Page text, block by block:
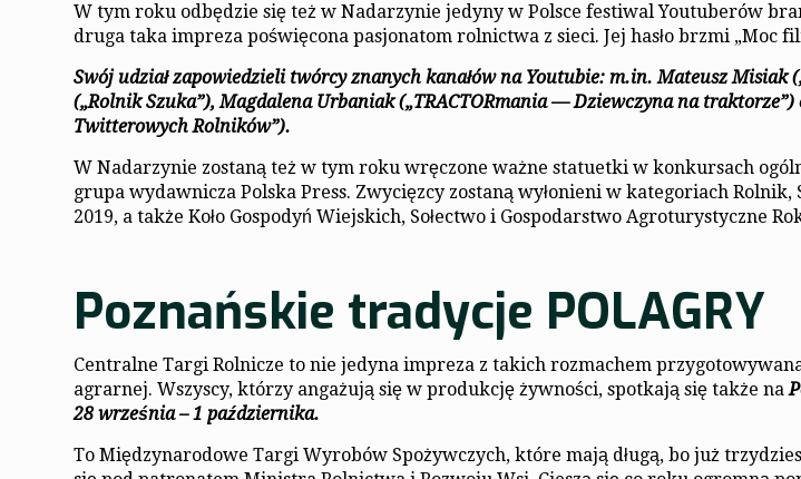
W tym roku odbędzie się też w Nadarzynie jedyny w Polsce festiwal Youtuberów
druga taka impreza poświęcona pasjonatom rolnictwa z sieci. Jej hasło brzmi „Moc
Swój udział zapowiedzieli twórcy znanych kanałów na Youtubie: m.in. Mateusz Misiak
(„Rolnik Szuka”), Magdalena Urbaniak („TRACTORmania — Dziewczyna na
Twitterowych Rolników”).
W Nadarzynie zostaną też w tym roku wręczone ważne statuetki w konkursach
grupa wydawnicza Polska Press. Zwycięzcy zostaną wyłonieni w kategoriach Rolnik,
2019, a także Koło Gospodyń Wiejskich, Sołectwo i Gospodarstwo Agroturystyczne
Poznańskie tradycje POLAGRY
Centralne Targi Rolnicze to nie jedyna impreza z takich rozmachem
agrarnej. Wszyscy, którzy angażują się w produkcję żywności, spotkają się także na
28 września – 1 października.
To Międzynarodowe Targi Wyrobów Spożywczych, które mają długą, bo już